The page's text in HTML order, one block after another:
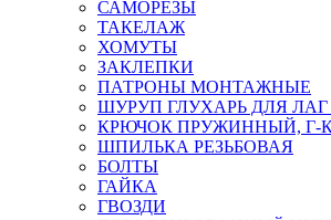
САМОРЕЗЫ
ТАКЕЛАЖ
ХОМУТЫ
ЗАКЛЕПКИ
ПАТРОНЫ МОНТАЖНЫЕ
ШУРУП ГЛУХАРЬ ДЛЯ ЛАГ
КРЮЧОК ПРУЖИННЫЙ, Г-
ШПИЛЬКА РЕЗЬБОВАЯ
БОЛТЫ
ГАЙКА
ГВОЗДИ